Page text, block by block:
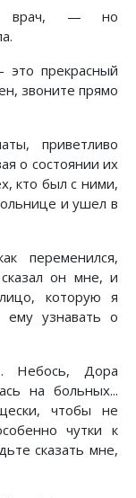
врач, — но
прекрасный
звоните прямо
приветливо
о состоянии их
кто был с ними,
и ушел в
переменился,
он мне, и
которую я
ему узнавать о
Небось, Дора
на больных...
чтобы не
чутки к
сказать мне,